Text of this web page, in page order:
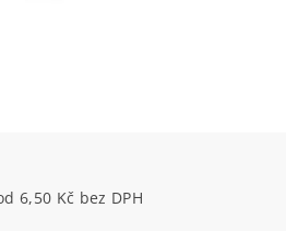
od 6,50 Kč bez DPH